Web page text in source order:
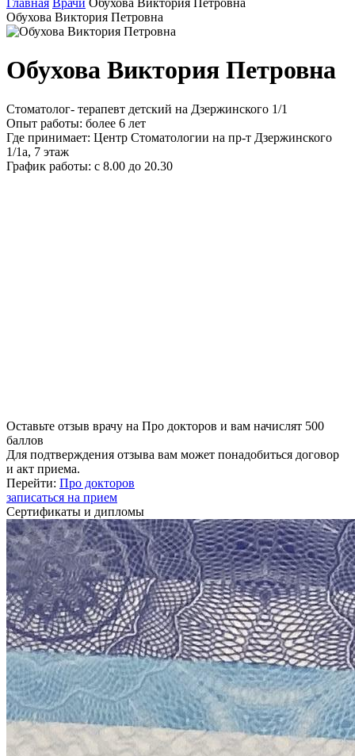
Главная Врачи Обухова Виктория Петровна
Обухова Виктория Петровна
Обухова Виктория Петровна
Стоматолог- терапевт детский на Дзержинского 1/1
Опыт работы: более 6 лет
Где принимает: Центр Стоматологии на пр-т Дзержинского
1/1а, 7 этаж
График работы: с 8.00 до 20.30
Оставьте отзыв врачу на Про докторов и вам начислят 500
баллов
Для подтверждения отзыва вам может понадобиться договор
и акт приема.
Перейти: Про докторов
записаться на прием
Сертификаты и дипломы